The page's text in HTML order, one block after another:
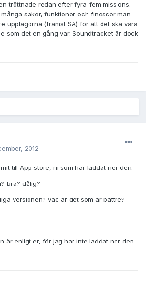
tröttnade redan efter fyra-fem missions.
saker, funktioner och finesser man
upplagorna (främst SA) för att det ska vara
som det en gång var. Soundtracket är dock
2012
till App store, ni som har laddat ner den.
bra? dålig?
versionen? vad är det som är bättre?
är enligt er, för jag har inte laddat ner den